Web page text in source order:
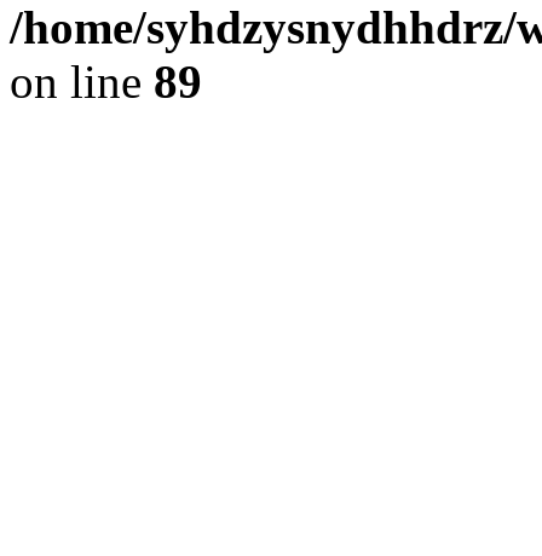
/home/syhdzysnydhhdrz/
on line 89